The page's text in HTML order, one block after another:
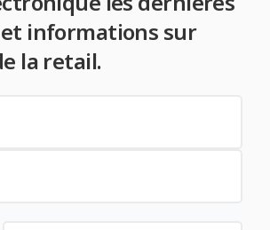
informations sur
la retail.